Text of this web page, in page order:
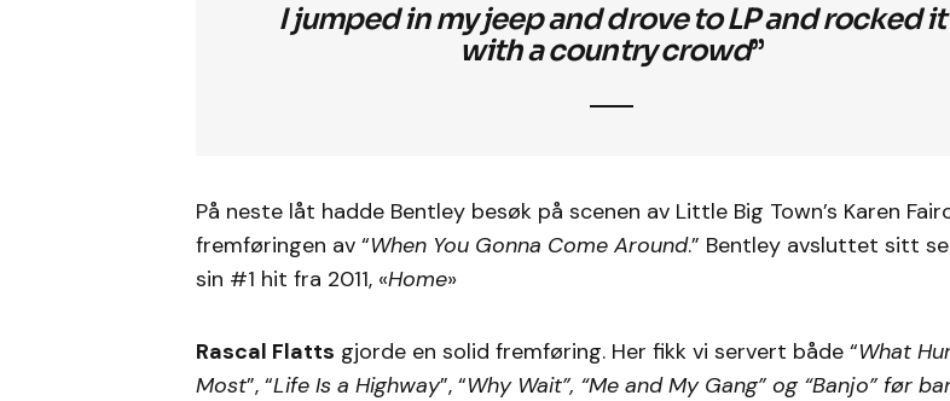
I jumped in my jeep and drove to LP and rocked it
with a country crowd”
På neste låt hadde Bentley besøk på scenen av Little Big Town’s Karen
fremføringen av “When You Gonna Come Around.” Bentley avsluttet sitt
sin #1 hit fra 2011, «Home»
Rascal Flatts gjorde en solid fremføring. Her fikk vi servert både “What
Most”, “Life Is a Highway”, “Why Wait”, “Me and My Gang” og “Banjo” før